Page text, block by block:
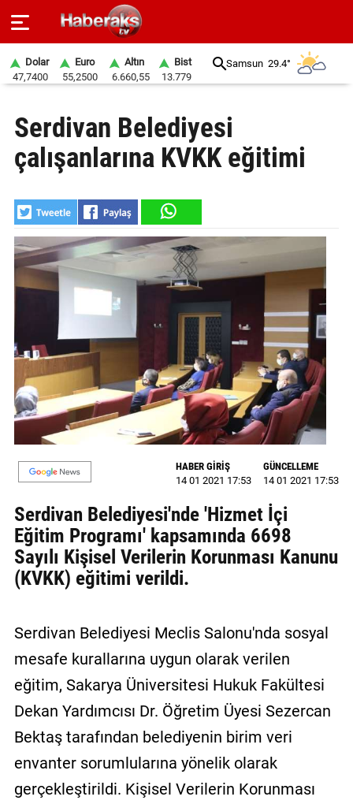
SPOR
YAŞAM
EKONOMİ
BELEDİYELER
SAĞLIK
EĞİTİM
GALERİ
VİDEO
YAZARLAR
BİZE
Künye
İletişim
Gizlilik
Sözleşmesi
Dolar
47,7400
Euro
55,2500
Altın
6.660,55
Bist
13.779
Samsun 29.4°
Serdivan Belediyesi
çalışanlarına KVKK eğitimi
HABER GİRİŞ
14 01 2021 17:53
GÜNCELLEME
14 01 2021 17:53
Serdivan Belediyesi'nde 'Hizmet İçi
Eğitim Programı' kapsamında 6698
Sayılı Kişisel Verilerin Korunması Kanunu
(KVKK) eğitimi verildi.
Serdivan Belediyesi Meclis Salonu'nda sosyal
mesafe kurallarına uygun olarak verilen
eğitim, Sakarya Üniversitesi Hukuk Fakültesi
Dekan Yardımcısı Dr. Öğretim Üyesi Sezercan
Bektaş tarafından belediyenin birim veri
envanter sorumlularına yönelik olarak
gerçekleştirildi. Kişisel Verilerin Korunması